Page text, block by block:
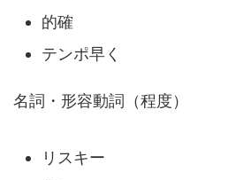
的確
テンポ早く
名詞・形容動詞（程度）
リスキー